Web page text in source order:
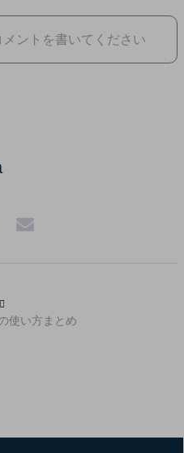
メントを書いてください
使い方まとめ